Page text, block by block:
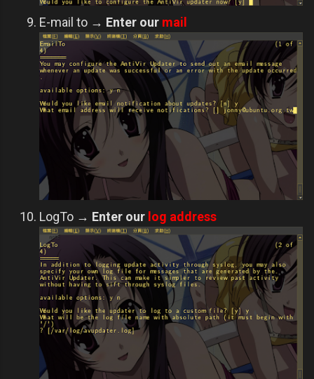
E-mail to → Enter our mail
LogTo → Enter our log address